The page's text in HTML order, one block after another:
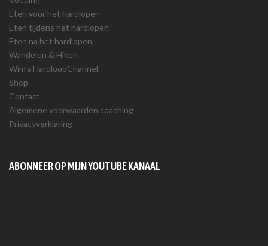
Eten voor het hardlopen
Eten tijdens het hardlopen
Eten na het hardlopen
Wandelen & Hiken
Wim’s HardloopChannel
Shop
Contact
Algemene voorwaarden coaching
Privacyverklaring
ABONNEER OP MIJN YOUTUBE KANAAL